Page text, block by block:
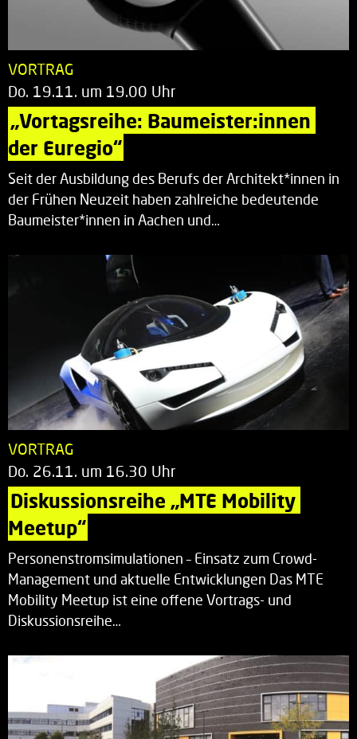
VORTRAG
Do. 19.11. um 19.00 Uhr
„Vortagsreihe: Baumeister:innen
der Euregio“
Seit der Ausbildung des Berufs der Architekt*innen in
der Frühen Neuzeit haben zahlreiche bedeutende
Baumeister*innen in Aachen und…
VORTRAG
Do. 26.11. um 16.30 Uhr
Diskussionsreihe „MTE Mobility
Meetup“
Personenstromsimulationen – Einsatz zum Crowd-
Management und aktuelle Entwicklungen Das MTE
Mobility Meetup ist eine offene Vortrags- und
Diskussionsreihe…